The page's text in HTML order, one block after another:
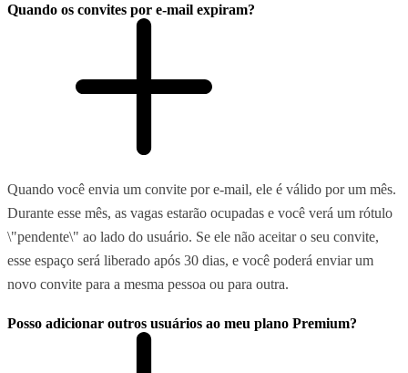
Quando os convites por e-mail expiram?
Quando você envia um convite por e-mail, ele é válido por um mês.
Durante esse mês, as vagas estarão ocupadas e você verá um rótulo
\"pendente\" ao lado do usuário. Se ele não aceitar o seu convite,
esse espaço será liberado após 30 dias, e você poderá enviar um
novo convite para a mesma pessoa ou para outra.
Posso adicionar outros usuários ao meu plano Premium?